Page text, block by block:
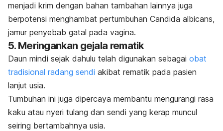
menjadi krim dengan bahan tambahan lainnya juga
berpotensi menghambat pertumbuhan Candida albicans,
jamur penyebab gatal pada vagina.
5. Meringankan gejala rematik
Daun mindi sejak dahulu telah digunakan sebagai obat
tradisional radang sendi akibat rematik pada pasien
lanjut usia.
Tumbuhan ini juga dipercaya membantu mengurangi rasa
kaku atau nyeri tulang dan sendi yang kerap muncul
seiring bertambahnya usia.